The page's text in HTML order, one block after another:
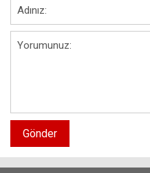
Gönder